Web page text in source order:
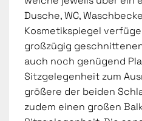
Dusche, WC,
Kosmetikspiegel
großzügig
auch noch genügend
Sitzgelegenheit zum
größere der beiden
zudem einen großen